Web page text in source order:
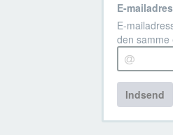
E-
E-
den samme
Indsend